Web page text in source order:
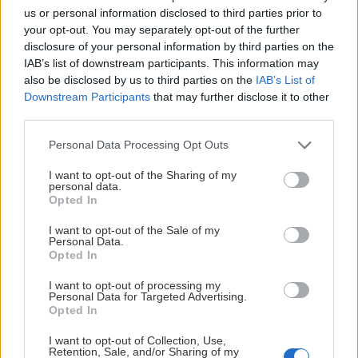
us or personal information disclosed to third parties prior to
your opt-out. You may separately opt-out of the further
disclosure of your personal information by third parties on the
IAB’s list of downstream participants. This information may
also be disclosed by us to third parties on the IAB’s List of
Downstream Participants that may further disclose it to other
Please note that this website/app uses one or more Google
not limited to your visit or usage behaviour. You may click to
grant or deny consent to Google and its third-party tags to
use your data for below specified purposes in below Google
consent section.
Personal Data Processing Opt Outs
I want to opt-out of the Sharing of my
personal data.
Opted In
I want to opt-out of the Sale of my
Personal Data.
Opted In
I want to opt-out of processing my
Personal Data for Targeted Advertising.
Opted In
I want to opt-out of Collection, Use,
Retention, Sale, and/or Sharing of my
Fredrik Vethe Bye tilbake i Trondheim
For å skape ytterligere bredde i spillerstallen har
Nidaros Hockey blitt enig med Frisk Asker om et utlån av
Fredrik Vethe Bye. Avtalen gjelder i utgangspunktet ut
på og utenfor isen. Vi er svært glade for at Fredrik vender
tilbake til Trondheim og igjen blir en del av laget.
Med dette er spillerstallen for sesongen 2026/27
komplett. Nå gleder vi oss til seriestart!
OLE CHRISTIAN LEGGER SKØYTENE PÅ HYLLA